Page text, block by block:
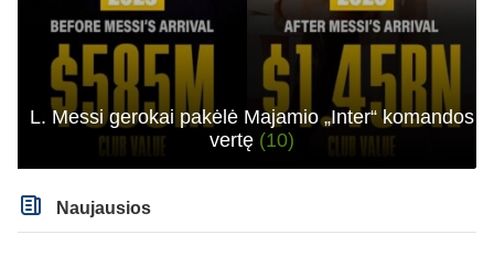
L. Messi gerokai pakėlė Majamio „Inter“ komandos
vertę (10)
Naujausios